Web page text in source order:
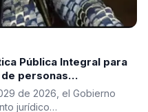
Pública Integral para
personas
de 2026, el Gobierno
jurídico…